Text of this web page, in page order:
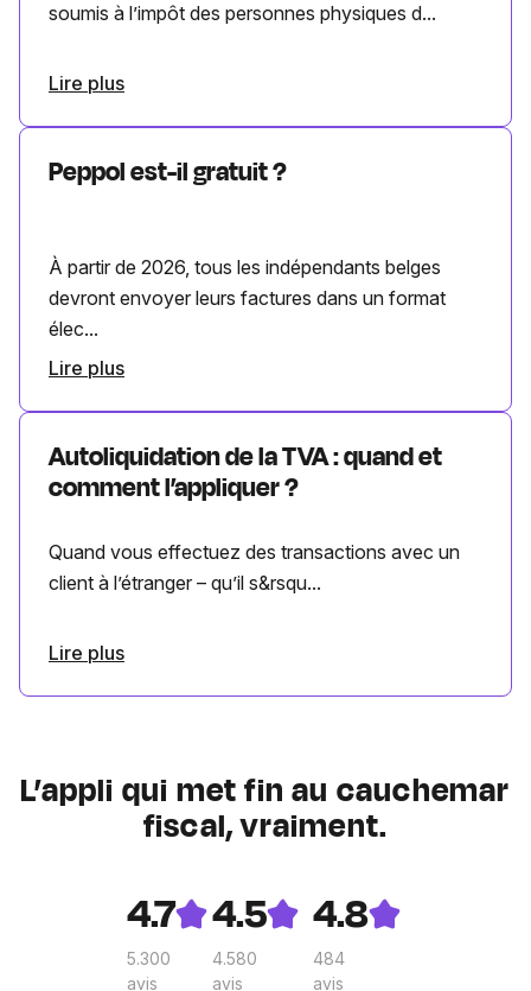
soumis à l’impôt des personnes physiques d...
Lire plus
Peppol est-il gratuit ?
À partir de 2026, tous les indépendants belges
devront envoyer leurs factures dans un format
élec...
Lire plus
Autoliquidation de la TVA : quand et
comment l’appliquer ?
Quand vous effectuez des transactions avec un
client à l’étranger – qu’il s&rsqu...
Lire plus
L’appli qui met fin au cauchemar
fiscal, vraiment.
4.7
5.300
avis
4.5
4.580
avis
4.8
484
avis